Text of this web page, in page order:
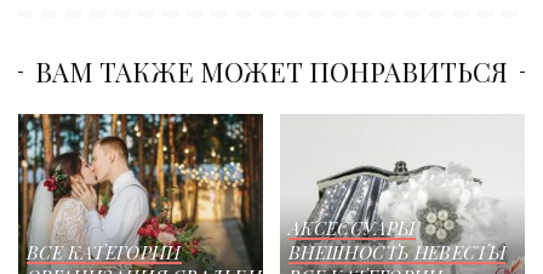
ВАМ ТАКЖЕ МОЖЕТ ПОНРАВИТЬСЯ
ВСЕ КАТЕГОРИИ
АКСЕССУАРЫ
ВНЕШНОСТЬ НЕВЕСТЫ